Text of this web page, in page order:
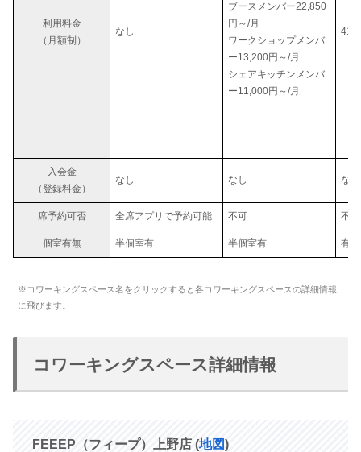
利用料金
（月額制）
なし
ブースメンバー22,850
円～/月
ワークショップメンバ
ー13,200円～/月
シェアキッチンメンバ
ー11,000円～/月
入会金
（登録料金）
なし なし なし
席予約可否 全席アプリで予約可能 不可 不可
個室有無 半個室有 半個室有 有
※コワーキングスペース名をクリックすると各コワーキングスペースの詳細情報
に飛びます。
コワーキングスペース詳細情報
FEEEP（フィープ）上野店 (地図)